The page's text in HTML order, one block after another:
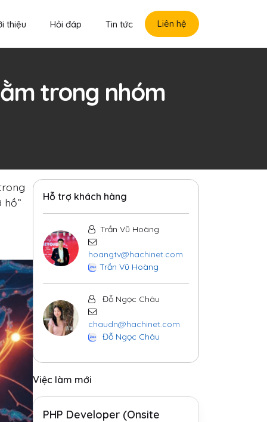
thiệu Hỏi đáp Tin tức Liên hệ
trong nhóm
hồ”
Hỗ trợ khách hàng
Trần Vũ Hoàng
hoangtv@hachinet.com
Trần Vũ Hoàng
Đỗ Ngọc Châu
chaudn@hachinet.com
Đỗ Ngọc Châu
Việc làm mới
PHP Developer (Onsite